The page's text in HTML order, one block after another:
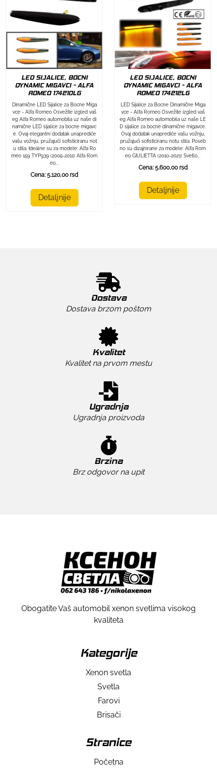
LED SIJALICE, BOCNI
DYNAMIC MIGAVCI - ALFA
ROMEO 174210LG
Dinamične LED Sijalice za Bocne Miga
vce - Alfa Romeo Osvežite izgled vaš
eg Alfa Romeo automobila uz naše di
namične LED sijalice za bocne migavc
e. Ovaj elegantni dodatak unaprediće
vašu vožnju, pružajući sofisticiranu not
u stila. Idealne su za modele: Alfa Ro
meo 159 TYP939 (2005-2011) Alfa Rom
eo...
Cena: 5.120,00 rsd
Detaljnije
LED SIJALICE, BOCNI
DYNAMIC MIGAVCI - ALFA
ROMEO 174212LG
LED Sijalice za Bocne Dinamične Miga
vce - Alfa Romeo Osvežite izgled vaš
eg Alfa Romeo automobila uz naše LE
D sijalice za bocne dinamične migavce.
Ovaj dodatak unaprediće vašu vožnju,
pružajući sofisticiranu notu stila. Poseb
no su dizajnirane za modele: Alfa Rom
eo GIULIETTA (2010-2021) Svetlo...
Cena: 5.600,00 rsd
Detaljnije
Dostava
Dostava brzom poštom
Kvalitet
Kvalitet na prvom mestu
Ugradnja
Ugradnja proizvoda
Brzina
Brz odgovor na upit
Obogatite Vaš automobil xenon svetlima visokog
kvaliteta
Kategorije
Xenon svetla
Svetla
Farovi
Brisači
Stranice
Početna